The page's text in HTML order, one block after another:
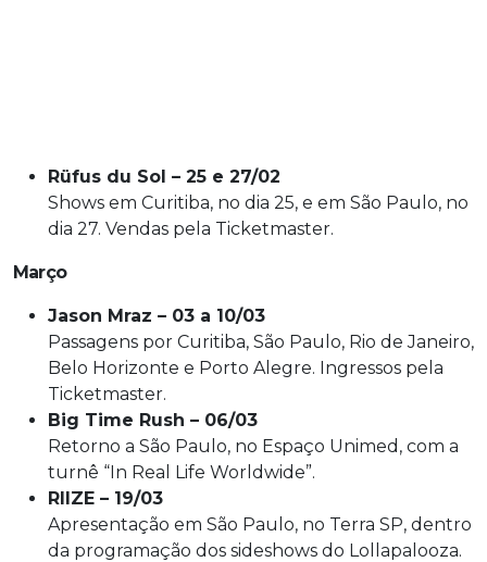
Rüfus du Sol – 25 e 27/02
Shows em Curitiba, no dia 25, e em São Paulo, no
dia 27. Vendas pela Ticketmaster.
Março
Jason Mraz – 03 a 10/03
Passagens por Curitiba, São Paulo, Rio de Janeiro,
Belo Horizonte e Porto Alegre. Ingressos pela
Ticketmaster.
Big Time Rush – 06/03
Retorno a São Paulo, no Espaço Unimed, com a
turnê “In Real Life Worldwide”.
RIIZE – 19/03
Apresentação em São Paulo, no Terra SP, dentro
da programação dos sideshows do Lollapalooza.